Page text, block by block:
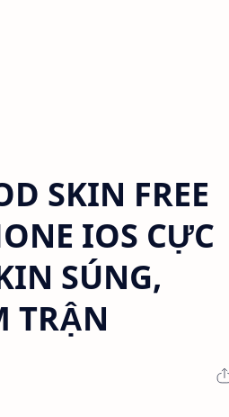
SKIN FREE
IOS CỰC
SÚNG,
TRẬN